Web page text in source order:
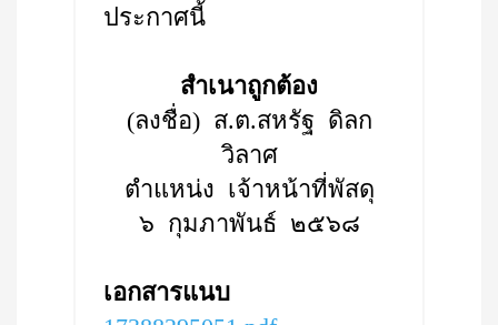
ประกาศนี้
สำเนาถูกต้อง
(ลงชื่อ) ส.ต.สหรัฐ ดิลก
วิลาศ
ตำแหน่ง เจ้าหน้าที่พัสดุ
๖ กุมภาพันธ์ ๒๕๖๘
เอกสารแนบ